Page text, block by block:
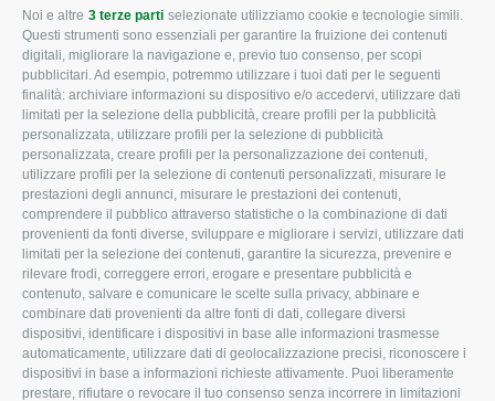
Noi e altre 3 terze parti selezionate utilizziamo cookie e tecnologie simili.
Questi strumenti sono essenziali per garantire la fruizione dei contenuti
digitali, migliorare la navigazione e, previo tuo consenso, per scopi
pubblicitari. Ad esempio, potremmo utilizzare i tuoi dati per le seguenti
finalità: archiviare informazioni su dispositivo e/o accedervi, utilizzare dati
limitati per la selezione della pubblicità, creare profili per la pubblicità
personalizzata, utilizzare profili per la selezione di pubblicità
personalizzata, creare profili per la personalizzazione dei contenuti,
utilizzare profili per la selezione di contenuti personalizzati, misurare le
prestazioni degli annunci, misurare le prestazioni dei contenuti,
comprendere il pubblico attraverso statistiche o la combinazione di dati
provenienti da fonti diverse, sviluppare e migliorare i servizi, utilizzare dati
limitati per la selezione dei contenuti, garantire la sicurezza, prevenire e
rilevare frodi, correggere errori, erogare e presentare pubblicità e
contenuto, salvare e comunicare le scelte sulla privacy, abbinare e
combinare dati provenienti da altre fonti di dati, collegare diversi
dispositivi, identificare i dispositivi in base alle informazioni trasmesse
automaticamente, utilizzare dati di geolocalizzazione precisi, riconoscere i
dispositivi in base a informazioni richieste attivamente. Puoi liberamente
prestare, rifiutare o revocare il tuo consenso senza incorrere in limitazioni
CONFAGRICOLTURA
ROVIGO
L'Associazione
Missione e Progetto
Organigramma aziendale
I Nostri Servizi
Uffici della Sede
provinciale
Le Sedi di Zona
Agricoltori S.r.l.
Whistleblowing
Confagricoltura Rovigo e
Agricoltori srl
CONFAGRICOLTURA
INFORMA
Tecnico
Fiscale
Lavoro
Ambiente
Associazione
CONFAGRICOLTURA
ATTIVA
Notizie in evidenza
Eventi